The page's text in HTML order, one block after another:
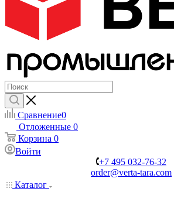
Сравнение0
Отложенные 0
Корзина 0
Войти
+7 495 032-76-32
order@verta-tara.com
Каталог